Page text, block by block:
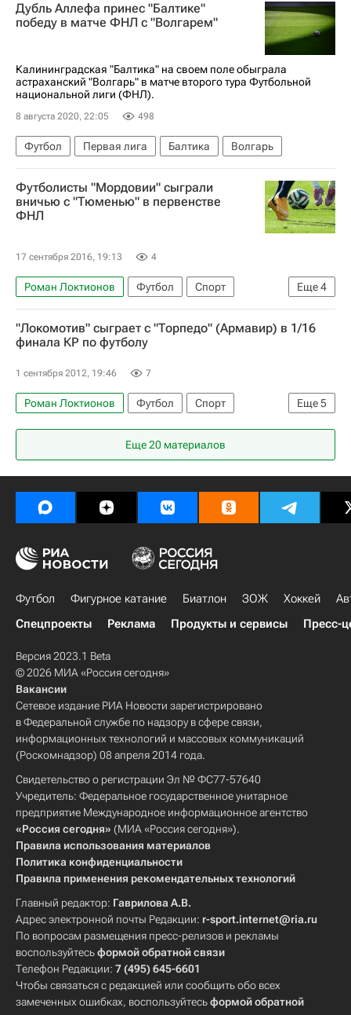
Дубль Аллефа принес "Балтике"
победу в матче ФНЛ с "Волгарем"
Калининградская "Балтика" на своем поле обыграла
астраханский "Волгарь" в матче второго тура Футбольной
национальной лиги (ФНЛ).
8 августа 2020, 22:05 498
Футбол Первая лига Балтика Волгарь
Футболисты "Мордовии" сыграли
вничью с "Тюменью" в первенстве
ФНЛ
17 сентября 2016, 19:13 4
Еще4
Роман Локтионов Футбол
Спорт
Первая лига
ФК Тюмень
Мордовия
Павел Игнатович
"Локомотив" сыграет с "Торпедо" (Армавир) в 1/16
финала КР по футболу
1 сентября 2012, 19:46 7
Еще5
Роман Локтионов Футбол
Спорт
Кубок России по футболу
Армавир
Локомотив (Москва)
Виталий Шахов
Волгарь
Еще 20 материалов
Футбол Фигурное катание Биатлон ЗОЖ Хоккей
Спецпроекты
Реклама Продукты и сервисы Пресс-
Версия 2023.1 Beta
© 2026 МИА «Россия сегодня»
Вакансии
Сетевое издание РИА Новости зарегистрировано
в Федеральной службе по надзору в сфере связи,
информационных технологий и массовых коммуникаций
(Роскомнадзор) 08 апреля 2014 года.
Свидетельство о регистрации Эл № ФС77-57640
Учредитель: Федеральное государственное унитарное
предприятие Международное информационное агентство
«Россия сегодня» (МИА «Россия сегодня»).
Правила использования материалов
Политика конфиденциальности
Правила применения рекомендательных технологий
Главный редактор: Гаврилова А.В.
Адрес электронной почты Редакции: r-sport.internet@ria.ru
По вопросам размещения пресс-релизов и рекламы
воспользуйтесьформой обратной связи
Телефон Редакции: 7 (495) 645-6601
Чтобы связаться с редакцией или сообщить обо всех
замеченных ошибках, воспользуйтесьформой обратной